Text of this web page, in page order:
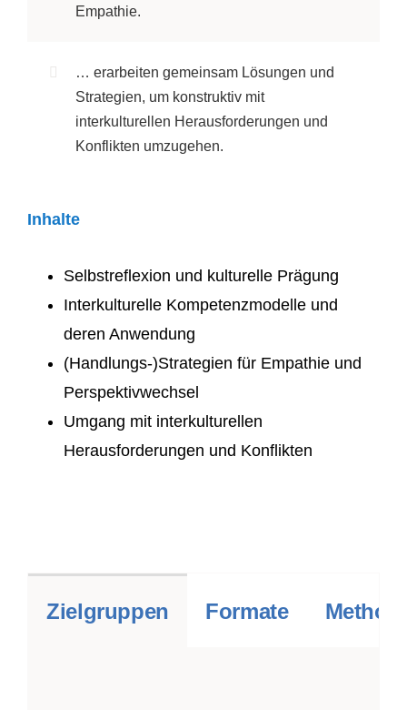
Empathie.
… erarbeiten gemeinsam Lösungen und
Strategien, um konstruktiv mit
interkulturellen Herausforderungen und
Konflikten umzugehen.
Inhalte
Selbstreflexion und kulturelle Prägung
Interkulturelle Kompetenzmodelle und
deren Anwendung
(Handlungs-)Strategien für Empathie und
Perspektivwechsel
Umgang mit interkulturellen
Herausforderungen und Konflikten
Zielgruppen Formate